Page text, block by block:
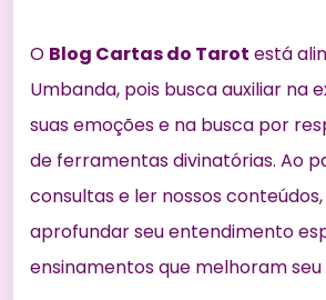
O Blog Cartas do Tarot está
Umbanda, pois busca auxiliar na
suas emoções e na busca por
de ferramentas divinatórias. Ao
consultas e ler nossos
aprofundar seu entendimento
ensinamentos que melhoram